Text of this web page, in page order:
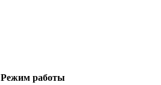
Режим работы